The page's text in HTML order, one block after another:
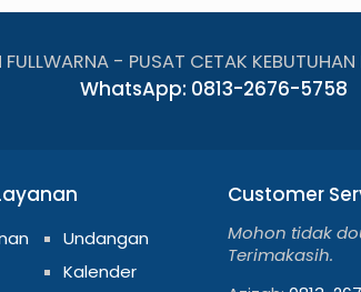
FULLWARNA - PUSAT CETAK
WhatsApp: 0813-2676-5758
Undangan
Kalender
Customer
Mohon tidak
Terimakasih.